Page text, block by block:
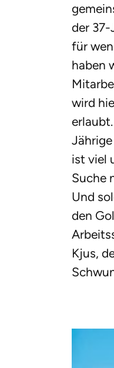
der 37-
für
haben
wird
ist viel
Suche
Und
den
Kjus,